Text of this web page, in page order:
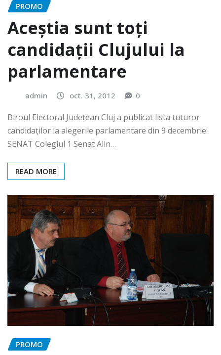
PROMO
Aceștia sunt toți
candidații Clujului la
parlamentare
admin oct. 31, 2012 0
Biroul Electoral Județean Cluj a publicat lista tuturor
candidaților la alegerile parlamentare din 9 decembrie:
SENAT Colegiul 1 Senat Alin…
READ MORE
PROMO